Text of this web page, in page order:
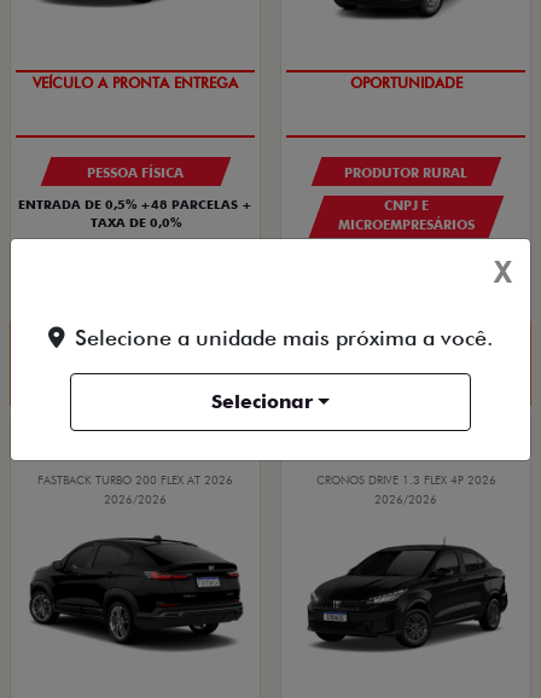
SUPER VALORIZAÇÃO USADO
PESSOA FÍSICA
ENTRADA DE 0,5% +48 PARCELAS +
TAXA DE 0,0%
PRODUTOR RURAL
CNPJ E
MICROEMPRESÁRIOS
FASTBACK TURBO 200 FLEX AT 2026
2026/2026
CRONOS DRIVE 1.3 FLEX 4P 2026
2026/2026
X
Selecione a unidade mais próxima a você.
Selecionar